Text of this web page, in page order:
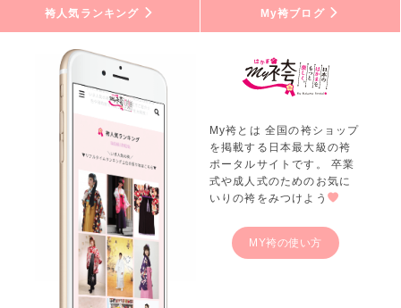
袴人気ランキング My袴ブログ
My袴とは 全国の袴ショップ
を掲載する日本最大級の袴
ポータルサイトです。 卒業
式や成人式のためのお気に
いりの袴をみつけよう
MY袴の使い方